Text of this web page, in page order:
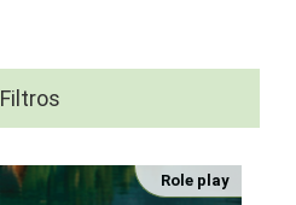
Filtros
Role play